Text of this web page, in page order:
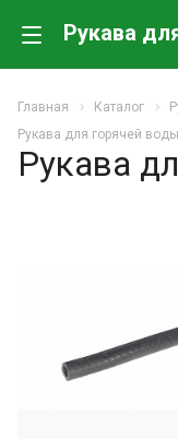
Главная Каталог
Рукава для горячей воды
Рукава